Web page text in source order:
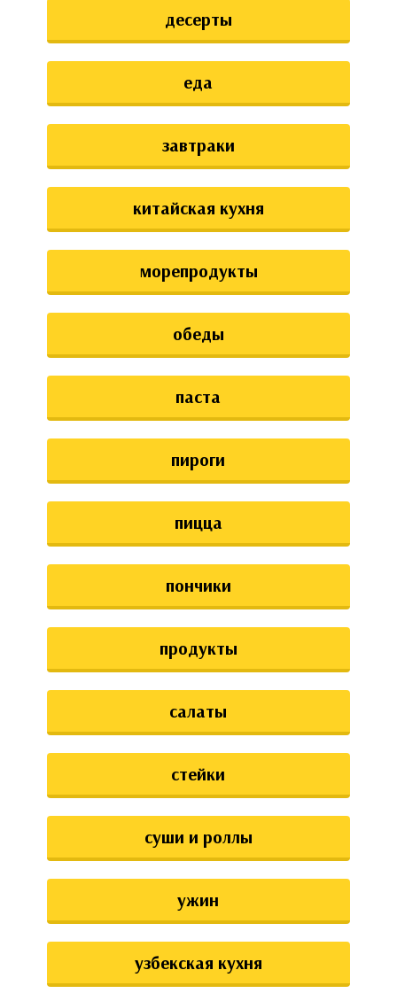
десерты
еда
завтраки
китайская кухня
морепродукты
обеды
паста
пироги
пицца
пончики
продукты
салаты
стейки
суши и роллы
ужин
узбекская кухня